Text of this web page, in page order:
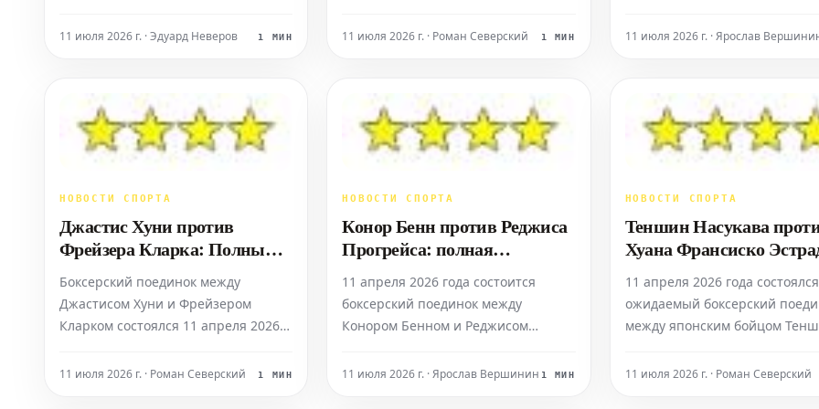
яркими обменами ударами: бой
звездами, получив награды
«Выступление вечера» и «Бой
11 июля 2026 г. · Эдуард Неверов 1 МИН
две звезды от AllTheBestFights.com,
бойцов Доминик Рейес подошел к
бою с рекордом 15 побед и 5
поражений, занимая
11 июля 2026 г. · Роман Северский 1 МИН
года. Бой пройдет на
противостояния в рамках
категории свыше 90.7 кг.
11 июля 2026 г. · Ярослав
НОВОСТИ СПОРТА
Джастис Хуни против
Фрейзера Кларка: Полный
бой
Боксерский поединок между
Джастисом Хуни и Фрейзером
Кларком состоялся 11 апреля 2026
в Лондоне. Этот бой в
11 июля 2026 г. · Роман Северский 1 МИН
НОВОСТИ СПОРТА
Конор Бенн против Реджиса
Прогрейса: полная
видеозапись боя - 2026
11 апреля 2026 года состоится
боксерский поединок между
Конором Бенном и Реджисом
стадионе Тоттенхэм Хотспур в
11 июля 2026 г. · Ярослав Вершинин 1 МИН
НОВОСТИ СПОРТА
Теншин Насукава
Хуана Франсиско
полный видеообзор боя
года
11 апреля 2026 года состоялся
ожидаемый боксерский
между японским бойцом
Франсиско Эстрадой. Бой,
11 июля 2026 г. · Роман Северский